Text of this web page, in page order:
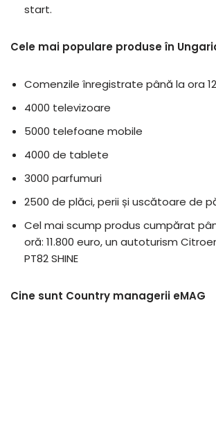
start.
Cele mai populare produse în
Comenzile înregistrate până la ora
4000 televizoare
5000 telefoane mobile
4000 de tablete
3000 parfumuri
2500 de plăci, perii și uscătoare de
Cel mai scump produs cumpărat
oră: 11.800 euro, un autoturism
PT82 SHINE
Cine sunt Country managerii eMAG